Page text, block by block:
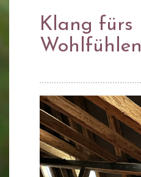
Klang fürs
Wohlfühlen